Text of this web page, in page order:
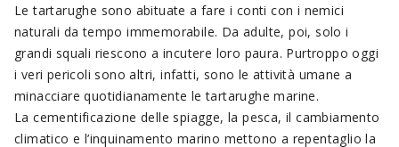
Le tartarughe sono abituate a fare i conti con i nemici
naturali da tempo immemorabile. Da adulte, poi, solo i
grandi squali riescono a incutere loro paura. Purtroppo oggi
i veri pericoli sono altri, infatti, sono le attività umane a
minacciare quotidianamente le tartarughe marine.
La cementificazione delle spiagge, la pesca, il cambiamento
climatico e l’inquinamento marino mettono a repentaglio la